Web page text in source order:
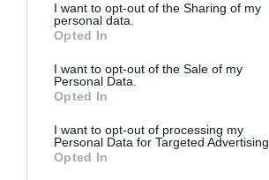
I want to opt-out of the Sharing of my
personal data.
Opted In
I want to opt-out of the Sale of my
Personal Data.
Opted In
I want to opt-out of processing my
Personal Data for Targeted Advertising.
Opted In